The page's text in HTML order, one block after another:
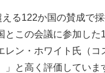
る122か国の賛成で
とこの会議に参加した
レン・ホワイト氏（コ
と高く評価していま